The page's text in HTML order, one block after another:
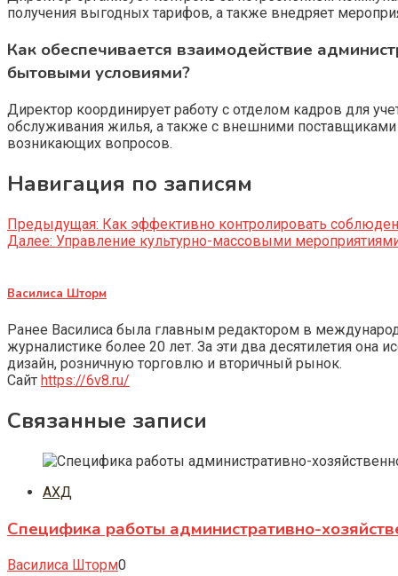
получения выгодных тарифов, а также внедряет
Как обеспечивается взаимодействие
бытовыми условиями?
Директор координирует работу с отделом кадров для
обслуживания жилья, а также с внешними
возникающих вопросов.
Навигация по записям
Предыдущая: Как эффективно контролировать
Далее: Управление культурно-массовыми
Василиса Шторм
Ранее Василиса была главным редактором в
журналистике более 20 лет. За эти два десятилетия
дизайн, розничную торговлю и вторичный рынок.
Сайт https://6v8.ru/
Связанные записи
АХД
Специфика работы административно-
Василиса Шторм0